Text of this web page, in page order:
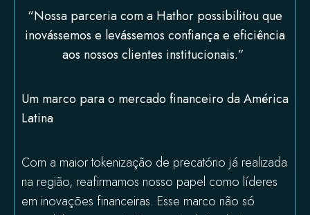
“Nossa parceria com a Hathor possibilitou que
inovássemos e levássemos confiança e eficiência
aos nossos clientes institucionais.”
Um marco para o mercado financeiro da América
Latina
Com a maior tokenização de precatório já realizada
na região, reafirmamos nosso papel como líderes
em inovações financeiras. Esse marco não só